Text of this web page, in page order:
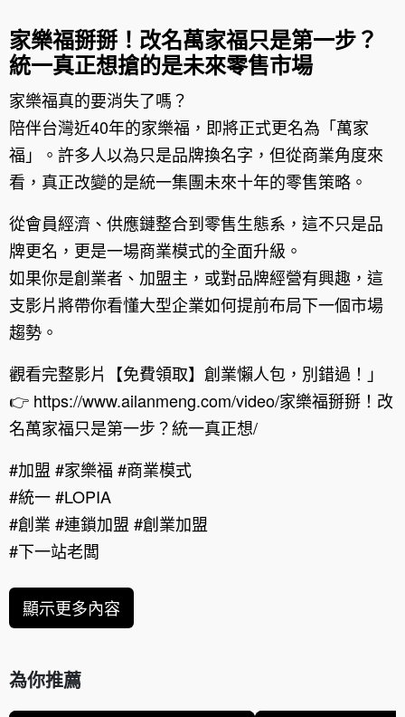
家樂福掰掰！改名萬家福只是第一步？
統一真正想搶的是未來零售市場
家樂福真的要消失了嗎？
陪伴台灣近40年的家樂福，即將正式更名為「萬家
福」。許多人以為只是品牌換名字，但從商業角度來
看，真正改變的是統一集團未來十年的零售策略。
從會員經濟、供應鏈整合到零售生態系，這不只是品
牌更名，更是一場商業模式的全面升級。
如果你是創業者、加盟主，或對品牌經營有興趣，這
支影片將帶你看懂大型企業如何提前布局下一個市場
趨勢。
觀看完整影片【免費領取】創業懶人包，別錯過！」
👉 https://www.ailanmeng.com/video/家樂福掰掰！改
名萬家福只是第一步？統一真正想/
#加盟 #家樂福 #商業模式
#統一 #LOPIA
#創業 #連鎖加盟 #創業加盟
#下一站老闆
顯示更多內容
為你推薦